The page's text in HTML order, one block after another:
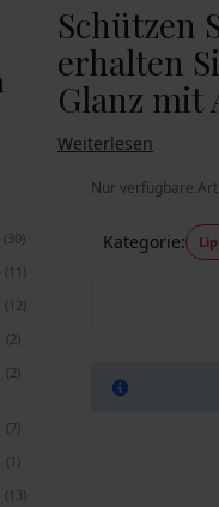
Schützen
erhalten
Glanz mit
Weiterlesen
30Artikel
11 Artikel
12Artikel
2Artikel
2Artikel
7Artikel
1 Artikel
13Artikel
Nur verfügbare
Kategorie